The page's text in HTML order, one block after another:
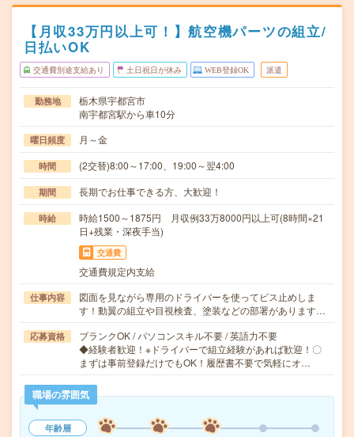
【月収33万円以上可！】航空機パーツの組立/
日払いOK
交通費別途支給あり 土日祝日が休み WEB登録OK 派遣
勤務地
栃木県宇都宮市
南宇都宮駅から車10分
曜日頻度 月～金
時間 (2交替)8:00～17:00、19:00～翌4:00
期間 長期でお仕事できる方、大歓迎！
時給
時給1500～1875円 月収例33万8000円以上可(8時間×21
日+残業・深夜手当)
交通費
交通費規定内支給
仕事内容
図面を見ながら専用のドライバーを使ってビス止めしま
す！動翼の組立や目視検査、塗装などの部署があります…
応募資格
ブランクOK / パソコンスキル不要 / 英語力不要
◆経験者歓迎！※ドライバーで組立経験があれば歓迎！〇
まずは事前登録だけでもOK！履歴書不要で気軽にオ…
職場の雰囲気
年齢層